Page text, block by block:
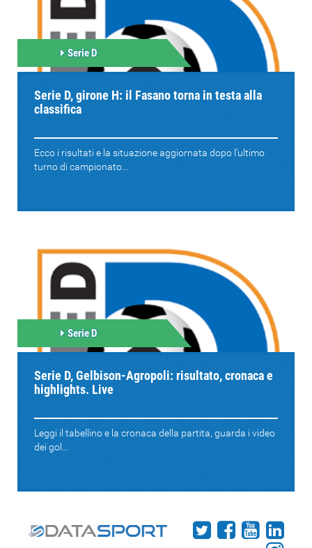
Serie D
Serie D, girone H: il Fasano torna in testa alla
classifica
Ecco i risultati e la situazione aggiornata dopo l'ultimo
turno di campionato...
Serie D
Serie D, Gelbison-Agropoli: risultato, cronaca e
highlights. Live
Leggi il tabellino e la cronaca della partita, guarda i video
dei gol...